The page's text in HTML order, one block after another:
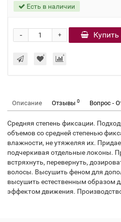
Есть в наличии
+
- Купить
Описание Отзывы 0 Вопрос -
Средняя степень фиксации.
объемов со средней степенью
влажности, не утяжеляя их.
подчеркивая отдельные локоны.
встряхнуть, перевернуть,
волосы. Высушить феном для
высушить естественным образом
эффектом движения.